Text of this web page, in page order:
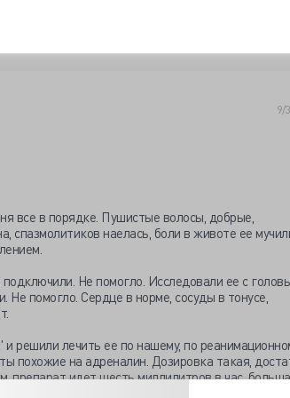
9/
все в порядке. Пушистые волосы, добрые,
спазмолитиков наелась, боли в животе ее
Не помогло. Исследовали ее с
Не помогло. Сердце в норме, сосуды в тонусе,
решили лечить ее по нашему, по
похожие на адреналин. Дозировка такая,
препарат идет шесть миллилитров в час,
не беспокоит, она улыбается, спит, кушает.